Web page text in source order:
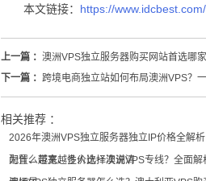
本文链接： https://
上一篇 ： 澳洲VPS独立服务器购买网站首选哪家
下一篇 ： 跨境电商独立站如何布局澳洲VPS？
相关推荐 ：
2026年澳洲VPS独立服务器独立IP价格全解析
配置、带宽、性价比一次说清
为什么越来越多人选择澳洲VPS专线？全面